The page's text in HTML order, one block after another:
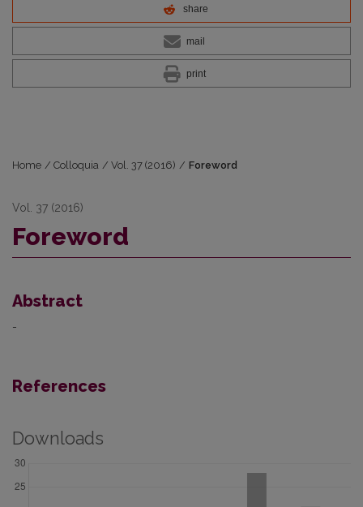
share
mail
print
Home / Colloquia / Vol. 37 (2016) / Foreword
Vol. 37 (2016)
Foreword
Abstract
-
References
Downloads